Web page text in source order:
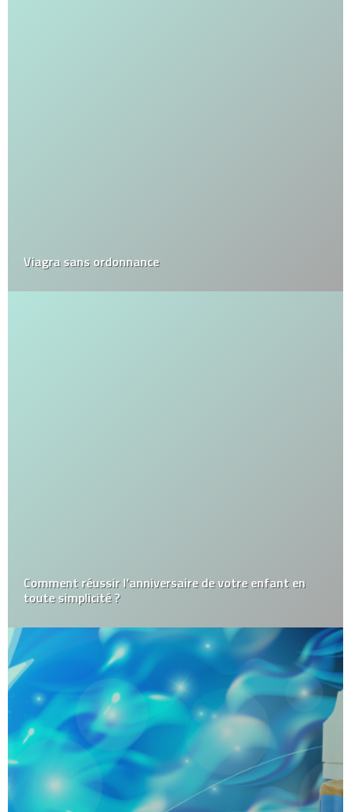
Viagra sans ordonnance
Comment réussir l’anniversaire de votre enfant en
toute simplicité ?